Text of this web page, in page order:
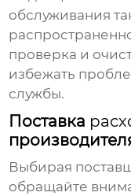
обслуживания
проверка и
избежать
службы.
Поставка
Выбирая
обращайте